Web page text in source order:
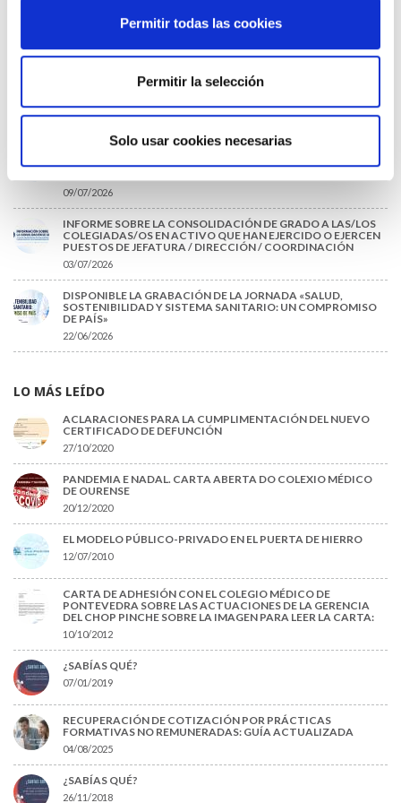
Permitir todas las cookies
Permitir la selección
Solo usar cookies necesarias
TRÁFICO SUPRIME LAS EXENCIONES MÉDICAS PARA EL USO
DEL CASCO Y DEL CINTURÓN DE SEGURIDAD
13/07/2026
EL AUMENTO DE PRIMAS A MUFACE NO MEJORA LAS
CONDICIONES DE LOS MÉDICOS QUE ATIENDEN A
MUTUALISTAS
09/07/2026
URGENTES ANTE LA SITUACIÓN CRÍTICA DEL SERVICIO DE
09/07/2026
INFORME SOBRE LA CONSOLIDACIÓN DE GRADO A LAS/LOS
COLEGIADAS/OS EN ACTIVO QUE HAN EJERCIDO O EJERCEN
PUESTOS DE JEFATURA / DIRECCIÓN / COORDINACIÓN
03/07/2026
DISPONIBLE LA GRABACIÓN DE LA JORNADA «SALUD,
SOSTENIBILIDAD Y SISTEMA SANITARIO: UN COMPROMISO
DE PAÍS»
22/06/2026
LO MÁS LEÍDO
ACLARACIONES PARA LA CUMPLIMENTACIÓN DEL NUEVO
CERTIFICADO DE DEFUNCIÓN
27/10/2020
PANDEMIA E NADAL. CARTA ABERTA DO COLEXIO MÉDICO
DE OURENSE
20/12/2020
EL MODELO PÚBLICO-PRIVADO EN EL PUERTA DE HIERRO
12/07/2010
CARTA DE ADHESIÓN CON EL COLEGIO MÉDICO DE
PONTEVEDRA SOBRE LAS ACTUACIONES DE LA GERENCIA
DEL CHOP PINCHE SOBRE LA IMAGEN PARA LEER LA CARTA:
10/10/2012
¿SABÍAS QUÉ?
07/01/2019
RECUPERACIÓN DE COTIZACIÓN POR PRÁCTICAS
FORMATIVAS NO REMUNERADAS: GUÍA ACTUALIZADA
04/08/2025
¿SABÍAS QUÉ?
26/11/2018